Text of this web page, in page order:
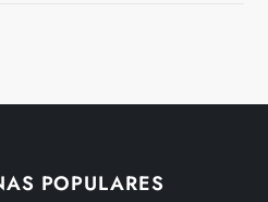
POPULARES